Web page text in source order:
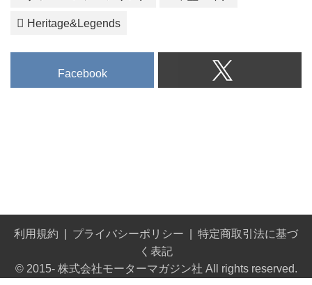
Heritage&Legends
Facebook
利用規約 プライバシーポリシー
特定商取引法に基づ
く表記
© 2015- 株式会社モーターマガジン社 All rights reserved.